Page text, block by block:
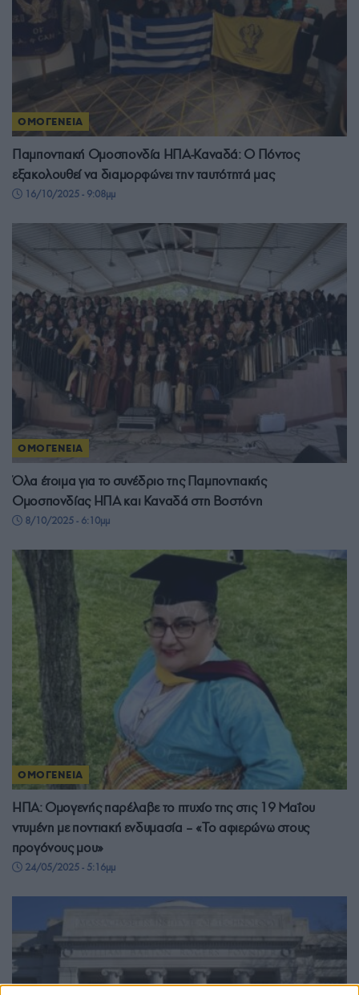
ΟΜΟΓΕΝΕΙΑ
Παμποντιακή Ομοσπονδία ΗΠΑ-Καναδά: Ο Πόντος
εξακολουθεί να διαμορφώνει την ταυτότητά μας
16/10/2025 - 9:08μμ
ΟΜΟΓΕΝΕΙΑ
Όλα έτοιμα για τo συνέδριο της Παμποντιακής
Ομοσπονδίας ΗΠΑ και Καναδά στη Βοστόνη
8/10/2025 - 6:10μμ
ΟΜΟΓΕΝΕΙΑ
ΗΠΑ: Ομογενής παρέλαβε το πτυχίο της στις 19 Μαΐου
ντυμένη με ποντιακή ενδυμασία – «Το αφιερώνω στους
προγόνους μου»
24/05/2025 - 5:16μμ